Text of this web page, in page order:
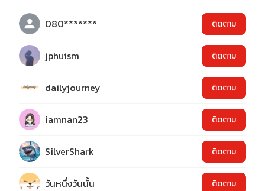
080******* ติดตาม
jphuism ติดตาม
dailyjourney ติดตาม
iamnan23 ติดตาม
SilverShark ติดตาม
วันหนึ่งวันนั้น ติดตาม